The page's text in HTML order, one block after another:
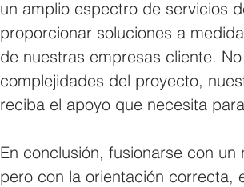
un amplio espectro de servicios
proporcionar soluciones a
de nuestras empresas cliente.
complejidades del proyecto,
reciba el apoyo que necesita
En conclusión, fusionarse con
pero con la orientación correcta,